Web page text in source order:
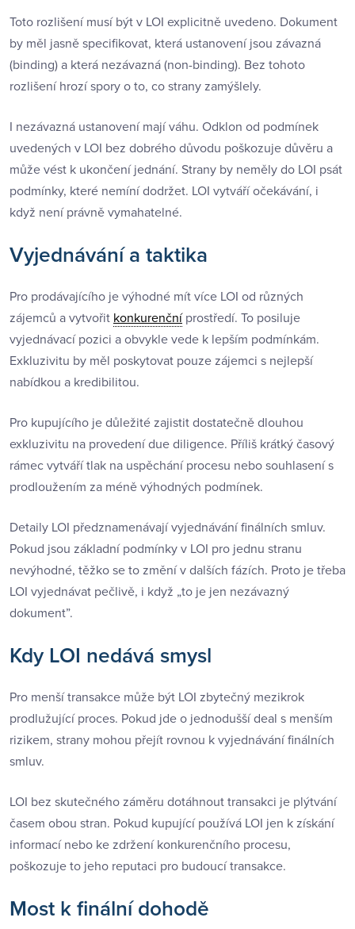
Toto rozlišení musí být v LOI explicitně uvedeno. Dokument
by měl jasně specifikovat, která ustanovení jsou závazná
(binding) a která nezávazná (non-binding). Bez tohoto
rozlišení hrozí spory o to, co strany zamýšlely.
I nezávazná ustanovení mají váhu. Odklon od podmínek
uvedených v LOI bez dobrého důvodu poškozuje důvěru a
může vést k ukončení jednání. Strany by neměly do LOI psát
podmínky, které nemíní dodržet. LOI vytváří očekávání, i
když není právně vymahatelné.
Vyjednávání a taktika
Pro prodávajícího je výhodné mít více LOI od různých
zájemců a vytvořit konkurenčníprostředí. To posiluje
vyjednávací pozici a obvykle vede k lepším podmínkám.
Exkluzivitu by měl poskytovat pouze zájemci s nejlepší
nabídkou a kredibilitou.
Pro kupujícího je důležité zajistit dostatečně dlouhou
exkluzivitu na provedení due diligence. Příliš krátký časový
rámec vytváří tlak na uspěchání procesu nebo souhlasení s
prodloužením za méně výhodných podmínek.
Detaily LOI předznamenávají vyjednávání finálních smluv.
Pokud jsou základní podmínky v LOI pro jednu stranu
nevýhodné, těžko se to změní v dalších fázích. Proto je třeba
LOI vyjednávat pečlivě, i když „to je jen nezávazný
dokument”.
Kdy LOI nedává smysl
Pro menší transakce může být LOI zbytečný mezikrok
prodlužující proces. Pokud jde o jednodušší deal s menším
rizikem, strany mohou přejít rovnou k vyjednávání finálních
smluv.
LOI bez skutečného záměru dotáhnout transakci je plýtvání
časem obou stran. Pokud kupující používá LOI jen k získání
informací nebo ke zdržení konkurenčního procesu,
poškozuje to jeho reputaci pro budoucí transakce.
Most k finální dohodě